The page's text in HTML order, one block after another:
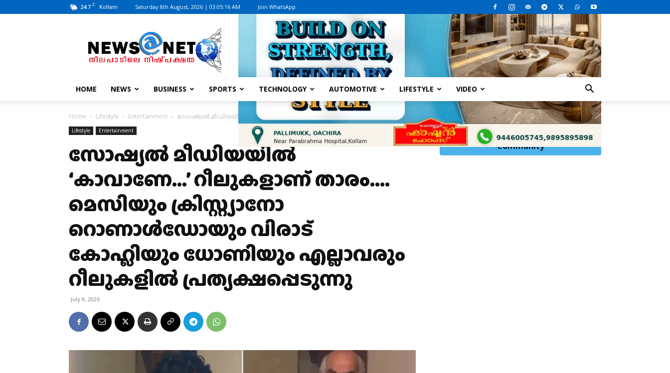
24.7 C Kollam Saturday 8th August, 2026 | 03:05:16 AM Join WhatsApp
News@Net
|
www.newsatnet.com
HOME NEWS BUSINESS SPORTS TECHNOLOGY AUTOMOTIVE LIFESTYLE VIDEO
Home Lifestyle Entertainment സോഷ്യല്‍ മീഡിയയില്‍ ‘കാവാണേ…’ റീലുകളാണ് താരം…. മെസിയും ക്രിസ്റ്റ്യാനോ റൊണാള്‍ഡോയും വിരാട് കോഹ്ലിയും ധോണിയും എല്ലാവരും...
Lifestyle Entertainment
സോഷ്യല്‍ മീഡിയയില്‍
‘കാവാണേ…’ റീലുകളാണ് താരം….
മെസിയും ക്രിസ്റ്റ്യാനോ
റൊണാള്‍ഡോയും വിരാട്
കോഹ്ലിയും ധോണിയും എല്ലാവരും
റീലുകളില്‍ പ്രത്യക്ഷപ്പെടുന്നു
July 9, 2026
Click Here toJoinWhatsApp
Community